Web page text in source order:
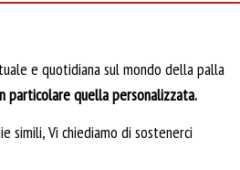
e quotidiana sul mondo della palla
particolare quella personalizzata.
simili, Vi chiediamo di sostenerci